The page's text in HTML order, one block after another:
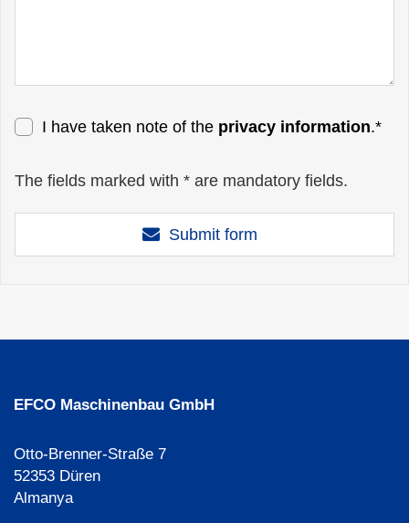
I have taken note of the privacy information.*
The fields marked with * are mandatory fields.
Submit form
EFCO Maschinenbau GmbH
Otto-Brenner-Straße 7
52353 Düren
Almanya